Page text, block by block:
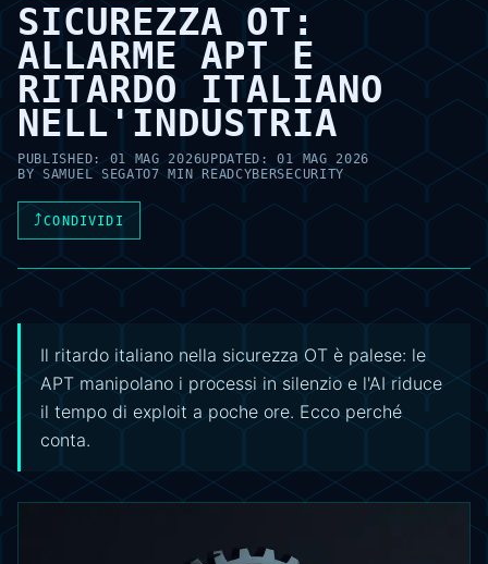
SICUREZZA OT:
ALLARME APT E
RITARDO ITALIANO
NELL'INDUSTRIA
PUBLISHED:01 MAG 2026UPDATED:01 MAG 2026
BYSAMUEL SEGATO7 MIN READCYBERSECURITY
⤴CONDIVIDI
Il ritardo italiano nella sicurezza OT è palese: le
APT manipolano i processi in silenzio e l'AI riduce
il tempo di exploit a poche ore. Ecco perché
conta.